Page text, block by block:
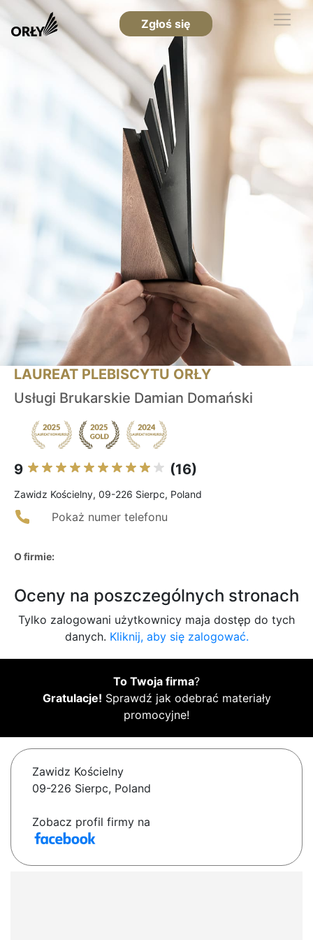
Zgłoś się
LAUREAT PLEBISCYTU ORŁY
Usługi Brukarskie Damian Domański
9 (16)
Zawidz Kościelny, 09-226 Sierpc, Poland
Pokaż numer telefonu
O firmie:
Oceny na poszczególnych stronach
Tylko zalogowani użytkownicy maja dostęp do tych
danych. Kliknij, aby się zalogować.
To Twoja firma?
Gratulacje! Sprawdź jak odebrać materiały
promocyjne!
Zawidz Kościelny
09-226 Sierpc, Poland
Zobacz profil firmy na